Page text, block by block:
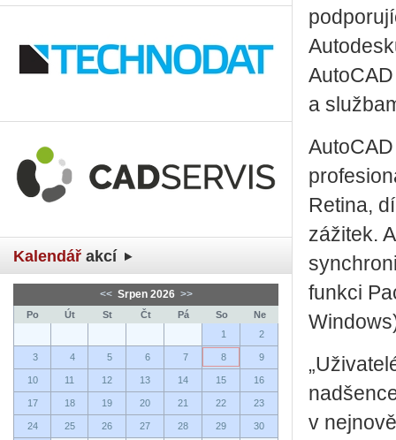
Kalendář akcí
<< Srpen 2026 >>
Po Út St Čt Pá So
Ne
1
2
3 4 5 6 7 8 9
10 11 12 13 14 15 16
17 18 19 20 21 22 23
24 25 26 27 28 29 30
a
Retina,
zážitek.
funkci
v